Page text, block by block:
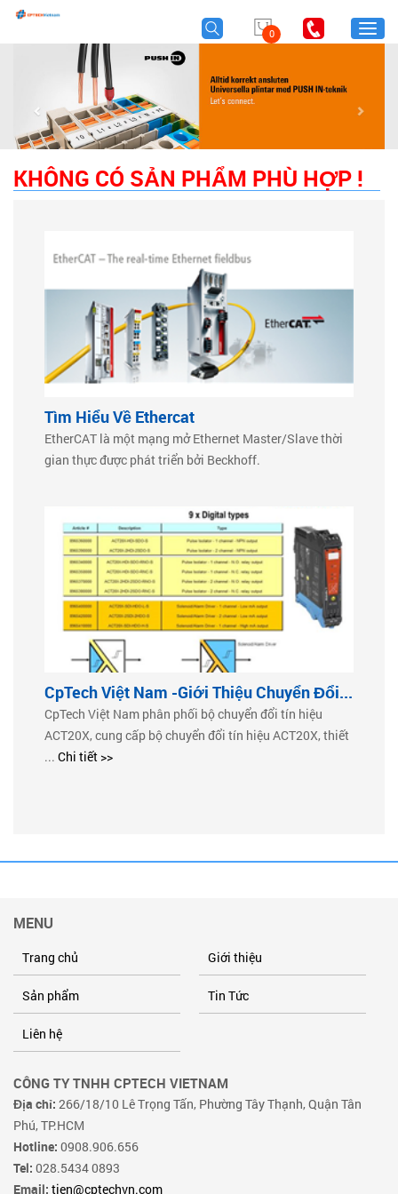
0
KHÔNG CÓ SẢN PHẨM PHÙ HỢP !
Tìm Hiểu Về Ethercat
EtherCAT là một mạng mở Ethernet Master/Slave thời
gian thực được phát triển bởi Beckhoff.
CpTech Việt Nam -Giới Thiệu Chuyển Đổi...
CpTech Việt Nam phân phối bộ chuyển đổi tín hiệu
ACT20X, cung cấp bộ chuyển đổi tín hiệu ACT20X, thiết
... Chi tiết >>
MENU
Trang chủ Giới thiệu
Sản phẩm Tin Tức
Liên hệ
CÔNG TY TNHH CPTECH VIETNAM
Địa chỉ: 266/18/10 Lê Trọng Tấn, Phường Tây Thạnh, Quận Tân
Phú, TP.HCM
Hotline: 0908.906.656
Tel: 028.5434 0893
Email: tien@cptechvn.com